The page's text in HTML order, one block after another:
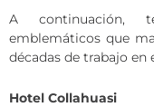
A continuación,
emblemáticos que
décadas de trabajo en
Hotel Collahuasi